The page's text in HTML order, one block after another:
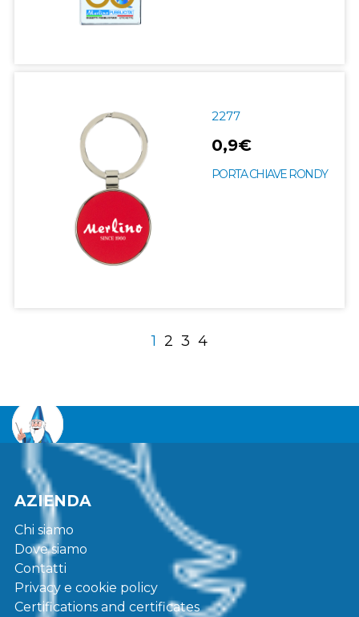
2277
0,9€
PORTA CHIAVE RONDY
1 2 3 4
AZIENDA
Chi siamo
Dove siamo
Contatti
Privacy e cookie policy
Certifications and certificates